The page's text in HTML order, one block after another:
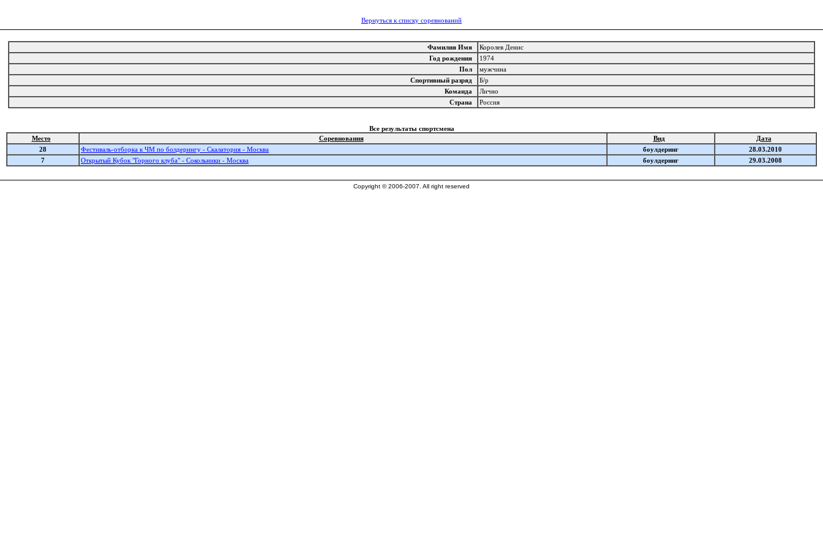
Вернуться к списку соревнований
Фамилия Имя
Королев Денис
Год рождения
1974
Пол
мужчина
Спортивный разряд
Б/р
Команда
Лично
Страна
Россия
Все результаты спортсмена
Место
Соревнования Вид
Дата
28
Фестиваль-отборка к ЧМ по болдерингу - Скалатория - Москва боулдеринг
28.03.2010
7
Открытый Кубок "Горного клуба" - Сокольники - Москва боулдеринг 29.03.2008
Copyright © 2006-2007. All right reserved